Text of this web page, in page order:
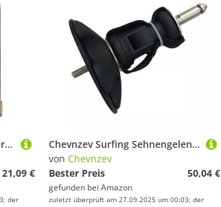
Changor Windsurfen Takelwerk Rolle Haken, mit Aluminium Legierung und Kupfer 1 STÜCK 7x4x1 5 cm Windsurfen Hardware
21,09 €
der
Chevnzev Surfing Sehnengelenk Mast Fuß Basis 360 Grad Windsurfing Mast Basisplat Segel Basisplat Segel Basis
von Chevnzev
Bester Preis
50,04 €
gefunden bei Amazon
zuletzt überprüft am 27.09.2025 um 00:03; der